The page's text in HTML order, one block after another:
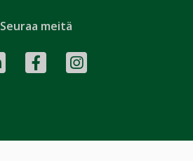
Seuraa meitä